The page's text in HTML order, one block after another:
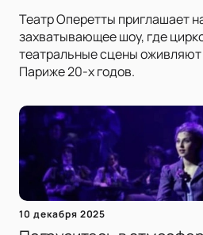
Театр Оперетты приглашает
захватывающее шоу, где
театральные сцены
Париже 20-х годов.
10 декабря 2025